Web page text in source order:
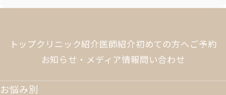
トップクリニック紹介医師紹介初めての方へ ご予約
お知らせ・メディア情報問い合わせ
お悩み別